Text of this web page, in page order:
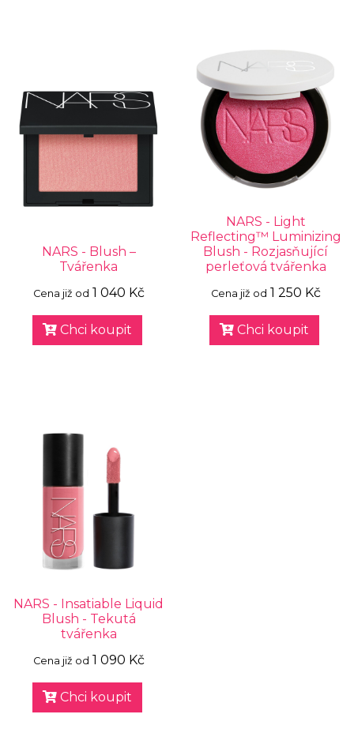
NARS - Blush –
Tvářenka
Cena již od 1 040 Kč
Chci koupit
NARS - Light
Reflecting™ Luminizing
Blush - Rozjasňující
perleťová tvářenka
Cena již od 1 250 Kč
Chci koupit
NARS - Insatiable Liquid
Blush - Tekutá
tvářenka
Cena již od 1 090 Kč
Chci koupit